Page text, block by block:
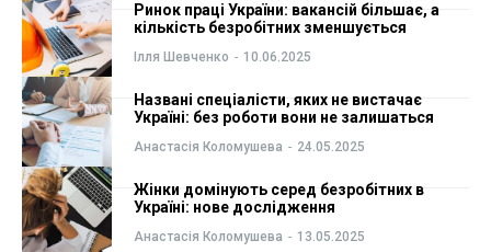
Ринок праці України: вакансій більшає, а
кількість безробітних зменшується
Ілля Шевченко - 10.06.2025
Названі спеціалісти, яких не вистачає
Україні: без роботи вони не залишаться
Анастасія Коломушева - 24.05.2025
Жінки домінують серед безробітних в
Україні: нове дослідження
Анастасія Коломушева - 13.05.2025